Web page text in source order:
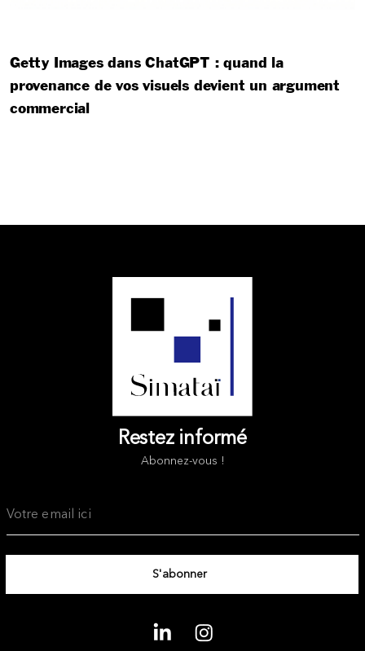
Getty Images dans ChatGPT : quand la
provenance de vos visuels devient un argument
commercial
Restez informé
Abonnez-vous !